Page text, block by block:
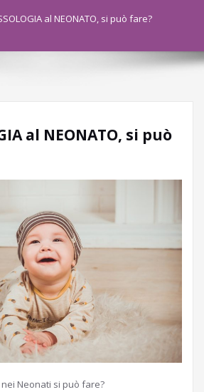
al NEONATO, si può fare?
al NEONATO, si può
Neonati si può fare?